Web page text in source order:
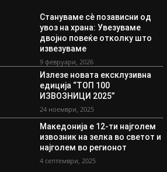
Стануваме сè позависни од
увоз на храна: Увезуваме
двојно повеќе отколку што
извезуваме
9 февруари, 2026
Излезе новата ексклузивна
едиција “ТОП 100
ИЗВОЗНИЦИ 2025”
24 ноември, 2025
Македонија е 12-ти најголем
извозник на зелка во светот и
најголем во регионот
4 септември, 2025